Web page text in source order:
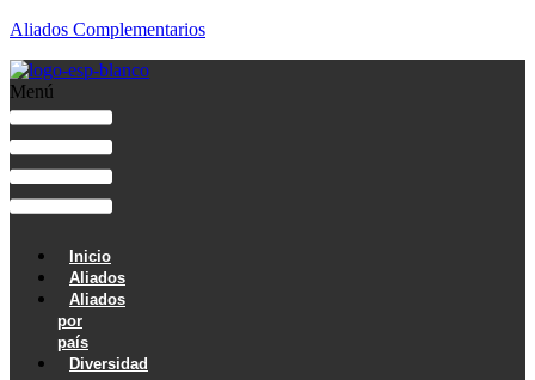
Aliados Complementarios
Menú
Inicio
Aliados
Aliados
por
país
Diversidad